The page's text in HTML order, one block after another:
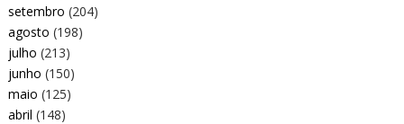
setembro (204)
agosto (198)
julho (213)
junho (150)
maio (125)
abril (148)